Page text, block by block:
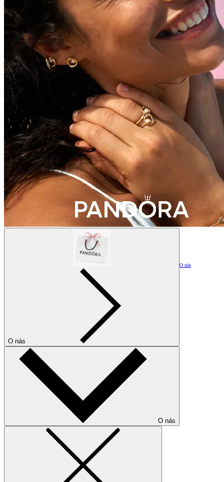
O nás
O nás
O nás